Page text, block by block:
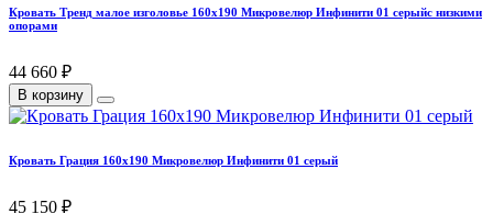
Кровать Тренд малое изголовье 160х190 Микровелюр Инфинити 01 серыйс низкими
опорами
44 660 ₽
В корзину
Кровать Грация 160х190 Микровелюр Инфинити 01 серый
45 150 ₽